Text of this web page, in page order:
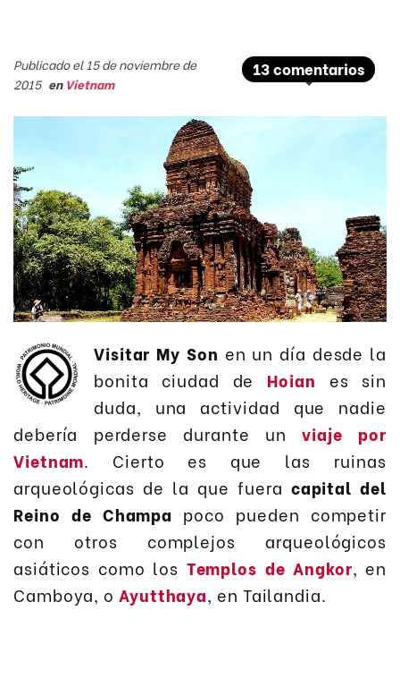
13 comentarios
Publicado el 15 de noviembre de
2015 en Vietnam
Visitar My Son en un día desde la
bonita ciudad de Hoian es sin
duda, una actividad que nadie
debería perderse durante unviaje por
Vietnam. Cierto es que las ruinas
arqueológicas de la que fuera capital del
Reino de Champa poco pueden competir
con otros complejos arqueológicos
asiáticos como los Templos de Angkor, en
Camboya, o Ayutthaya, en Tailandia.